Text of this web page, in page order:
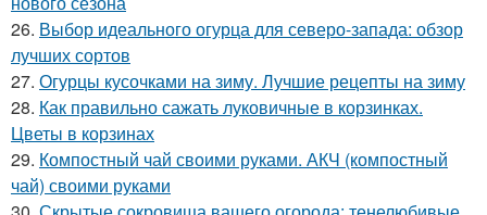
26. Выбор идеального огурца для северо-запада: обзор
лучших сортов
27. Огурцы кусочками на зиму. Лучшие рецепты на зиму
28. Как правильно сажать луковичные в корзинках.
Цветы в корзинах
29. Компостный чай своими руками. АКЧ (компостный
чай) своими руками